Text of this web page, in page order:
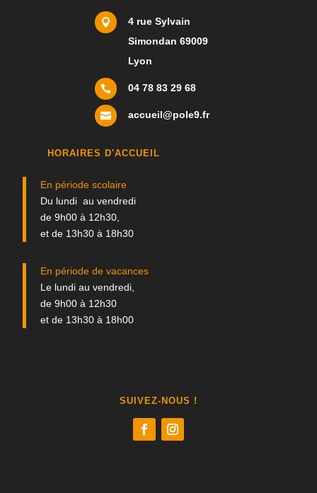

4 rue Sylvain
Simondan 69009
Lyon
 04 78 83 29 68
 accueil@pole9.fr
HORAIRES D'ACCUEIL
En période scolaire
Du lundi au vendredi
de 9h00 à 12h30,
et de 13h30 à 18h30
En période de vacances
Le lundi au vendredi,
de 9h00 à 12h30
et de 13h30 à 18h00
SUIVEZ-NOUS !